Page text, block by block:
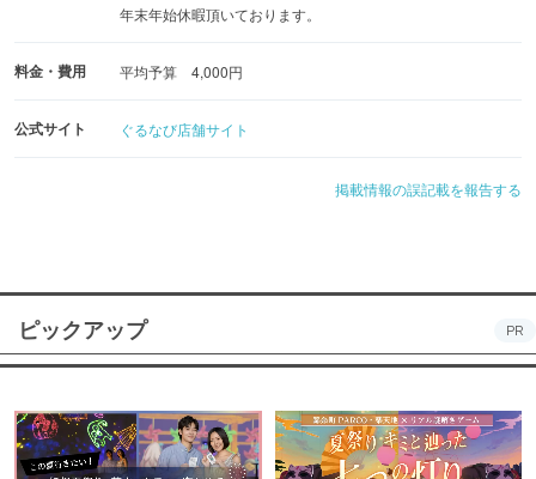
年末年始休暇頂いております。
料金・費用 平均予算 4,000円
公式サイト ぐるなび店舗サイト
掲載情報の誤記載を報告する
ピックアップ PR